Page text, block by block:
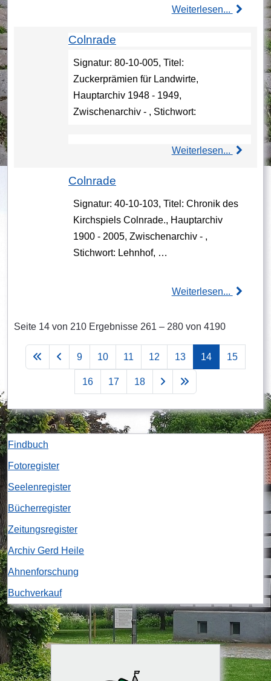
Weiterlesen...
Colnrade
Signatur: 80-10-005, Titel:
Zuckerprämien für Landwirte,
Hauptarchiv 1948 - 1949,
Zwischenarchiv - , Stichwort:
Weiterlesen...
Colnrade
Signatur: 40-10-103, Titel: Chronik des
Kirchspiels Colnrade., Hauptarchiv
1900 - 2005, Zwischenarchiv - ,
Stichwort: Lehnhof, …
Weiterlesen...
Seite 14 von 210 Ergebnisse 261 – 280 von 4190
9 10 11 12 13 14 15
16 17 18
Findbuch
Fotoregister
Seelenregister
Bücherregister
Zeitungsregister
Archiv Gerd Heile
Ahnenforschung
Buchverkauf